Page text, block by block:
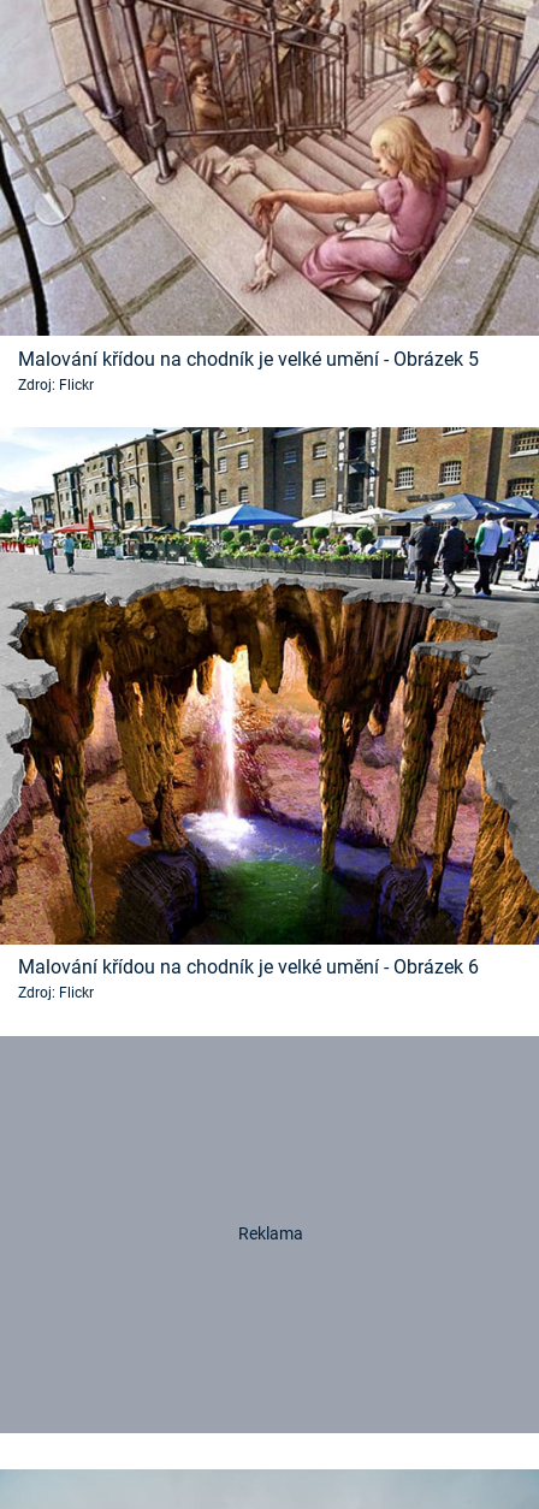
Malování křídou na chodník je velké umění - Obrázek 5
Zdroj: Flickr
Malování křídou na chodník je velké umění - Obrázek 6
Zdroj: Flickr